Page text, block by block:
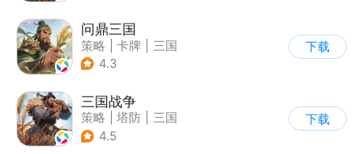
问鼎三国
策略 卡牌
三国
| 中国风
4.3
下载
三国战争
策略 塔防
三国
| 千人同屏
4.5
下载